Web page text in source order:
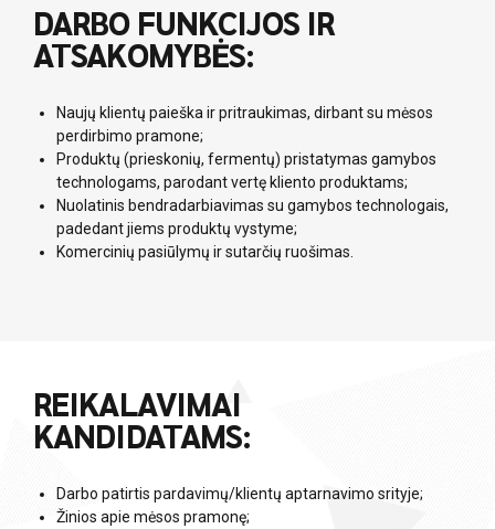
DARBO FUNKCIJOS IR
ATSAKOMYBĖS:
Naujų klientų paieška ir pritraukimas, dirbant su mėsos
perdirbimo pramone;
Produktų (prieskonių, fermentų) pristatymas gamybos
technologams, parodant vertę kliento produktams;
Nuolatinis bendradarbiavimas su gamybos technologais,
padedant jiems produktų vystyme;
Komercinių pasiūlymų ir sutarčių ruošimas.
REIKALAVIMAI
KANDIDATAMS:
Darbo patirtis pardavimų/klientų aptarnavimo srityje;
Žinios apie mėsos pramonę;